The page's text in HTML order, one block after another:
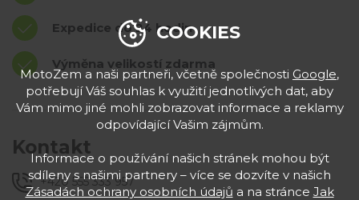
Expedice do 24 hodin
Výměna velikostí zdarma
Kontakt
+420 555 333 957
COOKIES
MotoZem a naši partneři, včetně společnosti Google,
potřebují Váš souhlas k využití jednotlivých dat, aby
Vám mimo jiné mohli zobrazovat informace a reklamy
odpovídající Vašim zájmům.
Informace o používání našich stránek mohou být
sdíleny s našimi partnery – více se dozvíte v našich
Zásadách ochrany osobních údajů a na stránce Jak